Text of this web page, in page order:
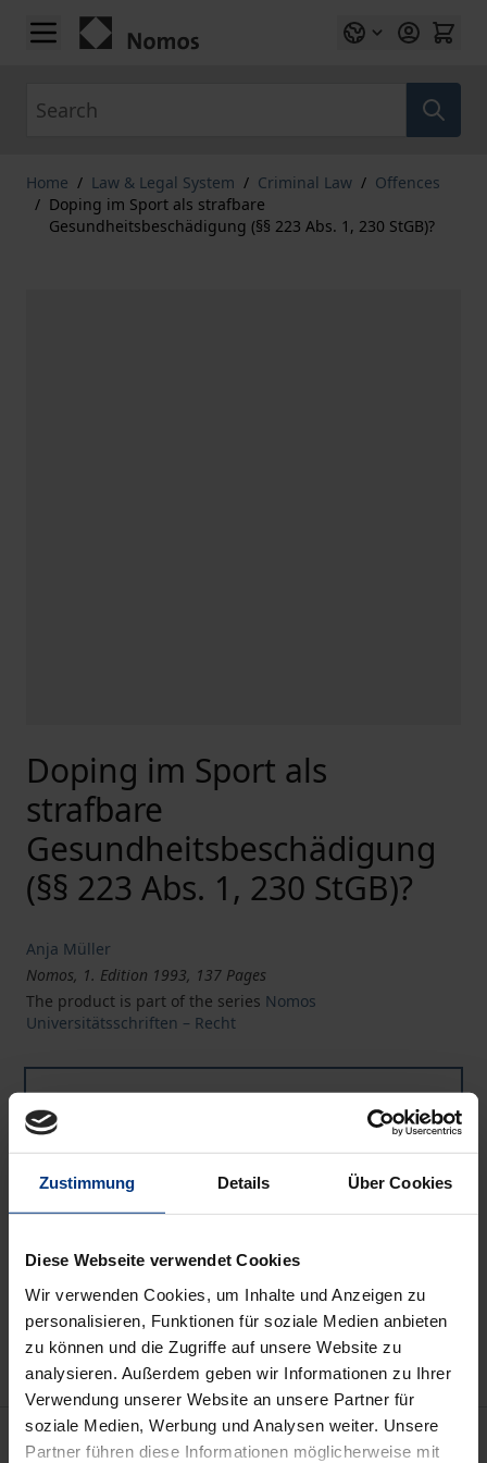
Zustimmung Details Über Cookies
Diese Webseite verwendet Cookies
Wir verwenden Cookies, um Inhalte und Anzeigen zu
personalisieren, Funktionen für soziale Medien anbieten
zu können und die Zugriffe auf unsere Website zu
analysieren. Außerdem geben wir Informationen zu Ihrer
Verwendung unserer Website an unsere Partner für
soziale Medien, Werbung und Analysen weiter. Unsere
Partner führen diese Informationen möglicherweise mit
Skip to Content
Home / Law & Legal System / Criminal Law / Offences
/ Doping im Sport als strafbare
Gesundheitsbeschädigung (§§ 223 Abs. 1, 230 StGB)?
Doping im Sport als
strafbare
Gesundheitsbeschädigung
(§§ 223 Abs. 1, 230 StGB)?
Anja Müller
Nomos, 1. Edition 1993, 137 Pages
The product is part of the series Nomos
Universitätsschriften – Recht
Book
€28.00
ISBN 978-3-7890-2899-1
Add to Cart
Add to Wish List
Delivery cost notice
Description